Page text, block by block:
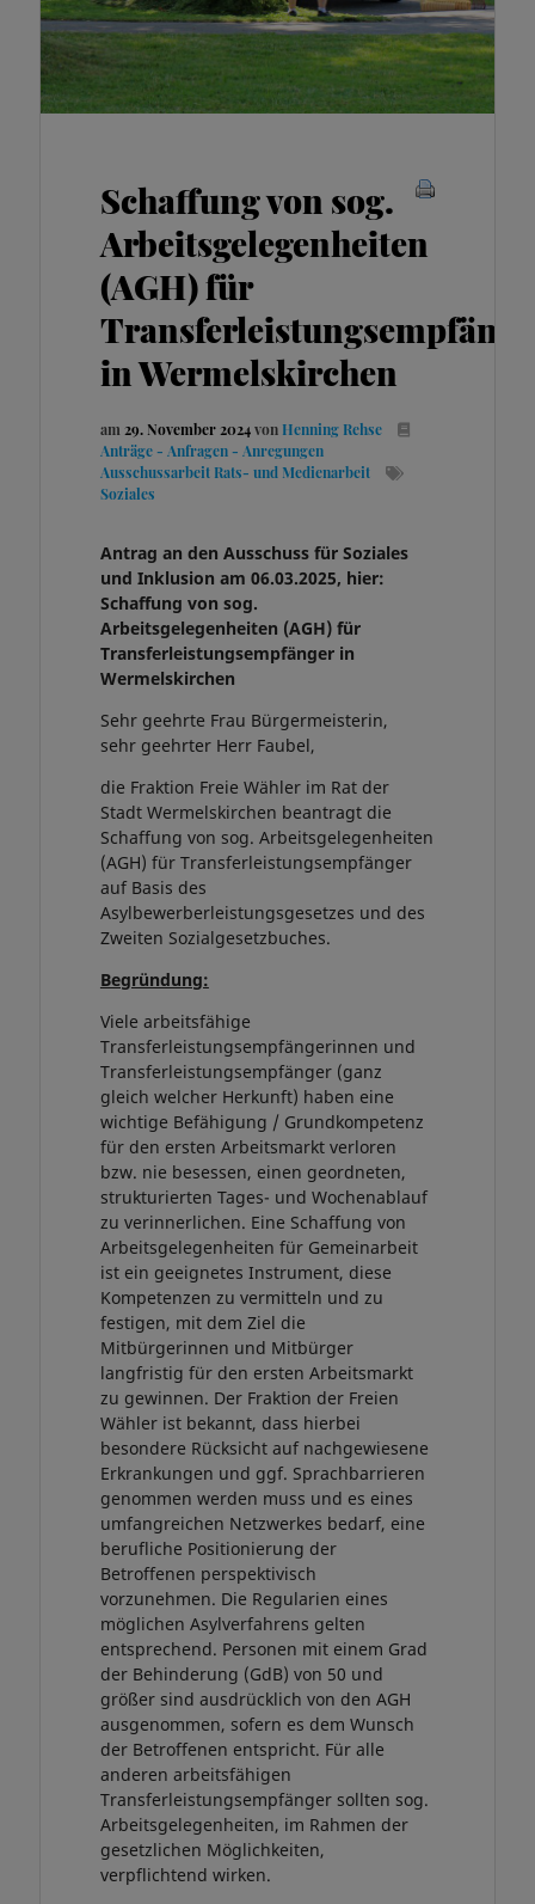
Schaffung von sog.
Arbeitsgelegenheiten
(AGH) für
in Wermelskirchen
am29. November 2024von Henning Rehse
Anträge - Anfragen - Anregungen
Ausschussarbeit Rats- und Medienarbeit
Soziales
Antrag an den Ausschuss für Soziales
und Inklusion am 06.03.2025, hier:
Schaffung von sog.
Arbeitsgelegenheiten (AGH) für
Transferleistungsempfänger in
Wermelskirchen
Sehr geehrte Frau Bürgermeisterin,
sehr geehrter Herr Faubel,
die Fraktion Freie Wähler im Rat der
Stadt Wermelskirchen beantragt die
Schaffung von sog. Arbeitsgelegenheiten
(AGH) für Transferleistungsempfänger
auf Basis des
Asylbewerberleistungsgesetzes und des
Zweiten Sozialgesetzbuches.
Begründung:
Viele arbeitsfähige
Transferleistungsempfängerinnen und
Transferleistungsempfänger (ganz
gleich welcher Herkunft) haben eine
wichtige Befähigung / Grundkompetenz
für den ersten Arbeitsmarkt verloren
bzw. nie besessen, einen geordneten,
strukturierten Tages- und Wochenablauf
zu verinnerlichen. Eine Schaffung von
Arbeitsgelegenheiten für Gemeinarbeit
ist ein geeignetes Instrument, diese
Kompetenzen zu vermitteln und zu
festigen, mit dem Ziel die
Mitbürgerinnen und Mitbürger
langfristig für den ersten Arbeitsmarkt
zu gewinnen. Der Fraktion der Freien
Wähler ist bekannt, dass hierbei
besondere Rücksicht auf nachgewiesene
Erkrankungen und ggf. Sprachbarrieren
genommen werden muss und es eines
umfangreichen Netzwerkes bedarf, eine
berufliche Positionierung der
Betroffenen perspektivisch
vorzunehmen. Die Regularien eines
möglichen Asylverfahrens gelten
entsprechend. Personen mit einem Grad
der Behinderung (GdB) von 50 und
größer sind ausdrücklich von den AGH
ausgenommen, sofern es dem Wunsch
der Betroffenen entspricht. Für alle
anderen arbeitsfähigen
Transferleistungsempfänger sollten sog.
Arbeitsgelegenheiten, im Rahmen der
gesetzlichen Möglichkeiten,
verpflichtend wirken.